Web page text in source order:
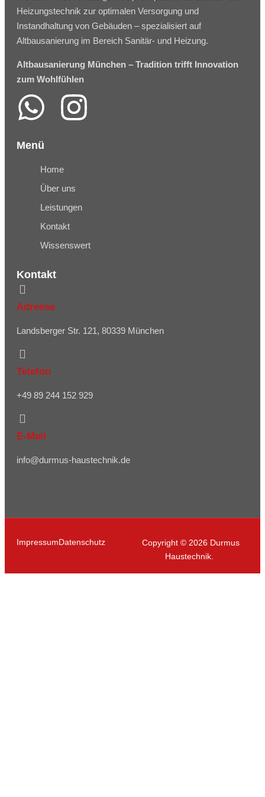
Heizungstechnik zur optimalen Versorgung und
Instandhaltung von Gebäuden – spezialisiert auf
Altbausanierung im Bereich Sanitär- und Heizung.
Altbausanierung München – Tradition trifft Innovation
zum Wohlfühlen
Menü
Home
Über uns
Leistungen
Kontakt
Wissenswert
Kontakt
Adresse
Landsberger Str. 121, 80339 München
Telefon
+49 89 244 152 929
E-Mail
info@durmus-haustechnik.de
Copyright © 2026 Durmus
Haustechnik.
ImpressumDatenschutz